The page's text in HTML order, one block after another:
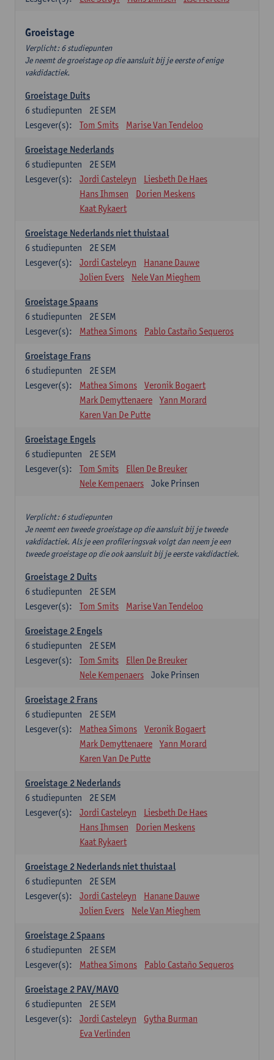
Groeistage
Verplicht: 6 studiepunten
Je neemt de groeistage op die aansluit bij je eerste of enige
vakdidactiek.
Groeistage Duits
2E SEM
6 studiepunten
Lesgever(s):
Tom Smits Marise Van Tendeloo
Groeistage Nederlands
2E SEM
6 studiepunten
Lesgever(s):
Jordi Casteleyn
Liesbeth De Haes
Hans Ihmsen
Dorien Meskens
Kaat Rykaert
Groeistage Nederlands niet thuistaal
2E SEM
6 studiepunten
Lesgever(s):
Jordi Casteleyn
Hanane Dauwe
Jolien Evers
Nele Van Mieghem
Groeistage Spaans
2E SEM
6 studiepunten
Lesgever(s):
Mathea Simons Pablo Castaño Sequeros
Groeistage Frans
2E SEM
6 studiepunten
Lesgever(s):
Mathea Simons
Veronik Bogaert
Mark Demyttenaere
Yann Morard
Karen Van De Putte
Groeistage Engels
2E SEM
6 studiepunten
Lesgever(s):
Tom Smits
Ellen De Breuker
Nele Kempenaers
Joke Prinsen
Verplicht: 6 studiepunten
Je neemt een tweede groeistage op die aansluit bij je tweede
vakdidactiek. Als je een profileringsvak volgt dan neem je een
tweede groeistage op die ook aansluit bij je eerste vakdidactiek.
Groeistage 2 Duits
2E SEM
6 studiepunten
Lesgever(s):
Tom Smits Marise Van Tendeloo
Groeistage 2 Engels
2E SEM
6 studiepunten
Lesgever(s):
Tom Smits
Ellen De Breuker
Nele Kempenaers
Joke Prinsen
Groeistage 2 Frans
2E SEM
6 studiepunten
Lesgever(s):
Mathea Simons
Veronik Bogaert
Mark Demyttenaere
Yann Morard
Karen Van De Putte
Groeistage 2 Nederlands
2E SEM
6 studiepunten
Lesgever(s):
Jordi Casteleyn
Liesbeth De Haes
Hans Ihmsen
Dorien Meskens
Kaat Rykaert
Groeistage 2 Nederlands niet thuistaal
2E SEM
6 studiepunten
Lesgever(s):
Jordi Casteleyn
Hanane Dauwe
Jolien Evers
Nele Van Mieghem
Groeistage 2 Spaans
2E SEM
6 studiepunten
Lesgever(s):
Mathea Simons Pablo Castaño Sequeros
Groeistage 2 PAV/MAVO
2E SEM
6 studiepunten
Lesgever(s):
Jordi Casteleyn
Gytha Burman
Eva Verlinden